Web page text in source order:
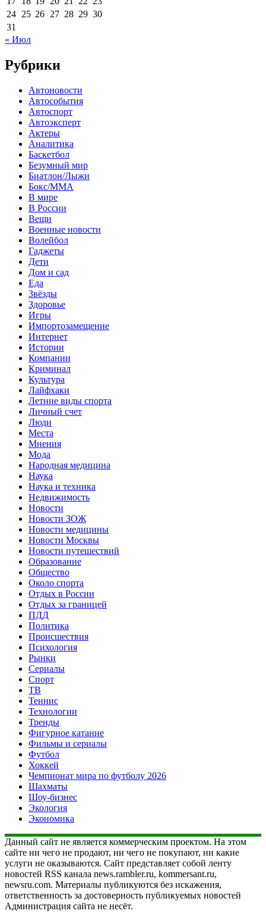
24 25 26 27 28 29 30
31
« Июл
Рубрики
Автоновости
Автособытия
Автоспорт
Автоэксперт
Актеры
Аналитика
Баскетбол
Безумный мир
Биатлон/Лыжи
Бокс/MMA
В мире
В России
Вещи
Военные новости
Волейбол
Гаджеты
Дети
Дом и сад
Еда
Звёзды
Здоровье
Игры
Импортозамещение
Интернет
Истории
Компании
Криминал
Культура
Лайфхаки
Летние виды спорта
Личный счет
Люди
Места
Мнения
Мода
Народная медицина
Наука
Наука и техника
Недвижимость
Новости
Новости ЗОЖ
Новости медицины
Новости Москвы
Новости путешествий
Образование
Общество
Около спорта
Отдых в России
Отдых за границей
ПДД
Политика
Происшествия
Психология
Рынки
Сериалы
Спорт
ТВ
Теннис
Технологии
Тренды
Фигурное катание
Фильмы и сериалы
Футбол
Хоккей
Чемпионат мира по футболу 2026
Шахматы
Шоу-бизнес
Экология
Экономика
Данный сайт не является коммерческим проектом. На этом
сайте ни чего не продают, ни чего не покупают, ни какие
услуги не оказываются. Сайт представляет собой ленту
новостей RSS канала news.rambler.ru, kommersant.ru,
newsru.com. Материалы публикуются без искажения,
ответственность за достоверность публикуемых новостей
Администрация сайта не несёт.